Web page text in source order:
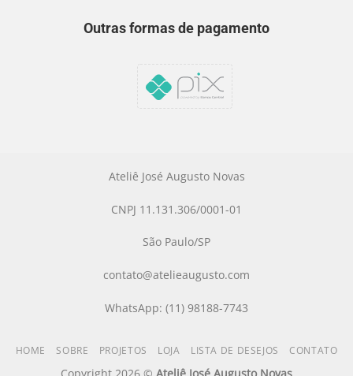
Outras formas de pagamento
Ateliê José Augusto Novas
CNPJ 11.131.306/0001-01
São Paulo/SP
contato@atelieaugusto.com
WhatsApp: (11) 98188-7743
HOME SOBRE PROJETOS LOJA LISTA DE DESEJOS CONTATO